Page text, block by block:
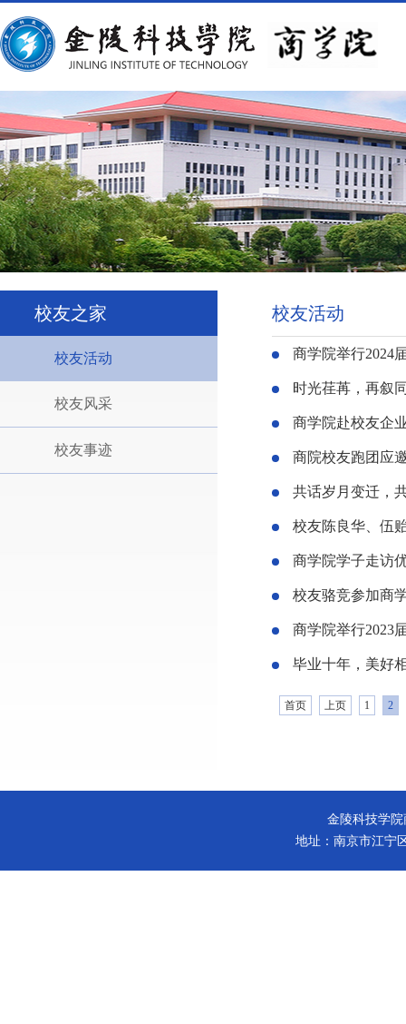
校友之家
校友活动
校友风采
校友事迹
校友活动
商学院举行2024
时光荏苒，再叙
商学院赴校友企
商院校友跑团应
共话岁月变迁，
校友陈良华、伍
商学院学子走访
校友骆竞参加商
商学院举行2023
毕业十年，美好
首页 上页 1 2
金陵科技学院
地址：南京市江宁